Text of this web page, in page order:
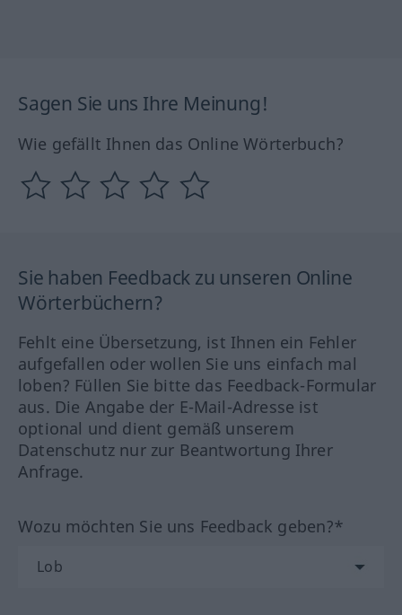
Sagen Sie uns Ihre Meinung!
Wie gefällt Ihnen das Online Wörterbuch?
Sie haben Feedback zu unseren Online
Wörterbüchern?
Fehlt eine Übersetzung, ist Ihnen ein Fehler
aufgefallen oder wollen Sie uns einfach mal
loben? Füllen Sie bitte das Feedback-Formular
aus. Die Angabe der E-Mail-Adresse ist
optional und dient gemäß unserem
Datenschutz nur zur Beantwortung Ihrer
Anfrage.
Wozu möchten Sie uns Feedback geben?*